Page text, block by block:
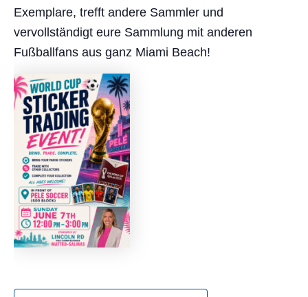
Exemplare, trefft andere Sammler und
vervollständigt eure Sammlung mit anderen
Fußballfans aus ganz Miami Beach!